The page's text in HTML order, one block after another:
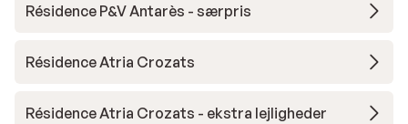
Résidence P&V Antarès - særpris
Résidence Atria Crozats
Résidence Atria Crozats - ekstra lejligheder